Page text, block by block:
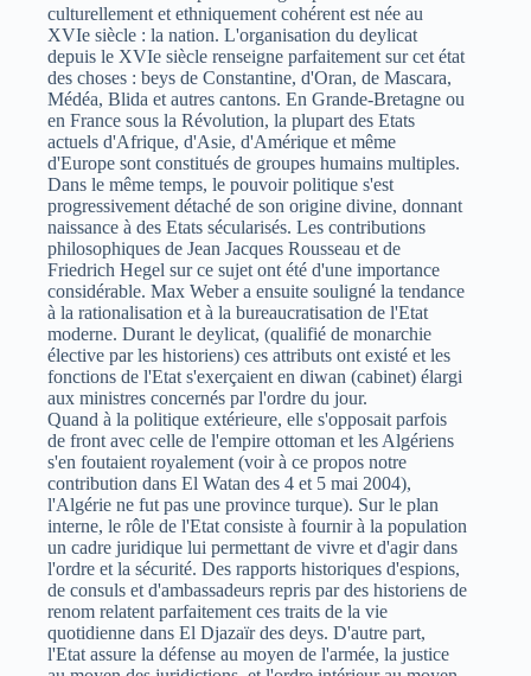
culturellement et ethniquement cohérent est née au
XVIe siècle : la nation. L'organisation du deylicat
depuis le XVIe siècle renseigne parfaitement sur cet état
des choses : beys de Constantine, d'Oran, de Mascara,
Médéa, Blida et autres cantons. En Grande-Bretagne ou
en France sous la Révolution, la plupart des Etats
actuels d'Afrique, d'Asie, d'Amérique et même
d'Europe sont constitués de groupes humains multiples.
Dans le même temps, le pouvoir politique s'est
progressivement détaché de son origine divine, donnant
naissance à des Etats sécularisés. Les contributions
philosophiques de Jean Jacques Rousseau et de
Friedrich Hegel sur ce sujet ont été d'une importance
considérable. Max Weber a ensuite souligné la tendance
à la rationalisation et à la bureaucratisation de l'Etat
moderne. Durant le deylicat, (qualifié de monarchie
élective par les historiens) ces attributs ont existé et les
fonctions de l'Etat s'exerçaient en diwan (cabinet) élargi
aux ministres concernés par l'ordre du jour.
Quand à la politique extérieure, elle s'opposait parfois
de front avec celle de l'empire ottoman et les Algériens
s'en foutaient royalement (voir à ce propos notre
contribution dans El Watan des 4 et 5 mai 2004),
l'Algérie ne fut pas une province turque). Sur le plan
interne, le rôle de l'Etat consiste à fournir à la population
un cadre juridique lui permettant de vivre et d'agir dans
l'ordre et la sécurité. Des rapports historiques d'espions,
de consuls et d'ambassadeurs repris par des historiens de
renom relatent parfaitement ces traits de la vie
quotidienne dans El Djazaïr des deys. D'autre part,
l'Etat assure la défense au moyen de l'armée, la justice